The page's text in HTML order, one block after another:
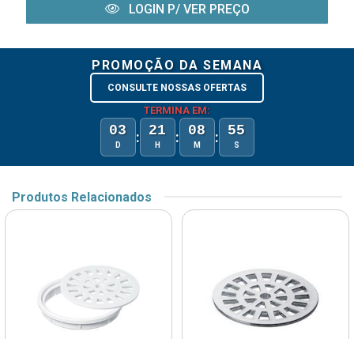
LOGIN P/ VER PREÇO
PROMOÇÃO DA SEMANA
CONSULTE NOSSAS OFERTAS
TERMINA EM:
03
D : 21
H : 08
M : 55
S
Produtos Relacionados